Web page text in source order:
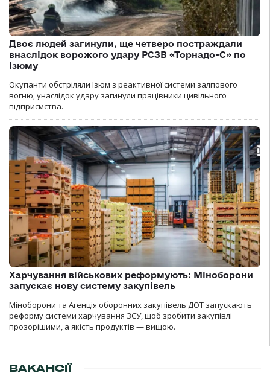
Двоє людей загинули, ще четверо постраждали
внаслідок ворожого удару РСЗВ «Торнадо-С» по
Ізюму
Окупанти обстріляли Ізюм з реактивної системи залпового
вогню, унаслідок удару загинули працівники цивільного
підприємства.
Харчування військових реформують: Міноборони
запускає нову систему закупівель
Міноборони та Агенція оборонних закупівель ДОТ запускають
реформу системи харчування ЗСУ, щоб зробити закупівлі
прозорішими, а якість продуктів — вищою.
ВАКАНСІЇ